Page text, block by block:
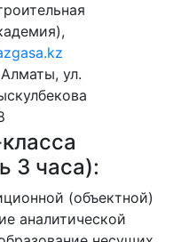
Алматы, ул.
3 часа):
(объектной)
аналитической